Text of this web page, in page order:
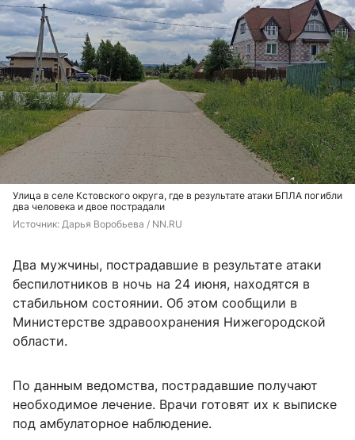
Улица в селе Кстовского округа, где в результате атаки БПЛА погибли
два человека и двое пострадали
Источник: Дарья Воробьева / NN.RU
Два мужчины, пострадавшие в результате атаки
беспилотников в ночь на 24 июня, находятся в
стабильном состоянии. Об этом сообщили в
Министерстве здравоохранения Нижегородской
области.
По данным ведомства, пострадавшие получают
необходимое лечение. Врачи готовят их к выписке
под амбулаторное наблюдение.